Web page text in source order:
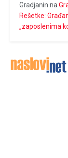
Gradjanin na
Rešetke:
„zaposlenima